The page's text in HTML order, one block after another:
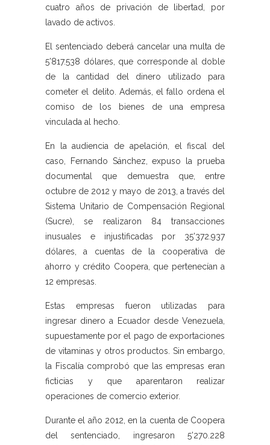
cuatro años de privación de libertad, por
lavado de activos.
El sentenciado deberá cancelar una multa de
5’817.538 dólares, que corresponde al doble
de la cantidad del dinero utilizado para
cometer el delito. Además, el fallo ordena el
comiso de los bienes de una empresa
vinculada al hecho.
En la audiencia de apelación, el fiscal del
caso, Fernando Sánchez, expuso la prueba
documental que demuestra que, entre
octubre de 2012 y mayo de 2013, a través del
Sistema Unitario de Compensación Regional
(Sucre), se realizaron 84 transacciones
inusuales e injustificadas por 35’372.937
dólares, a cuentas de la cooperativa de
ahorro y crédito Coopera, que pertenecían a
12 empresas.
Estas empresas fueron utilizadas para
ingresar dinero a Ecuador desde Venezuela,
supuestamente por el pago de exportaciones
de vitaminas y otros productos. Sin embargo,
la Fiscalía comprobó que las empresas eran
ficticias y que aparentaron realizar
operaciones de comercio exterior.
Durante el año 2012, en la cuenta de Coopera
del sentenciado, ingresaron 5’270.228